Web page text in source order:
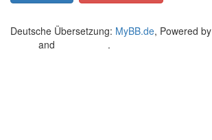
Deutsche Übersetzung: MyBB.de, Powered by
and .